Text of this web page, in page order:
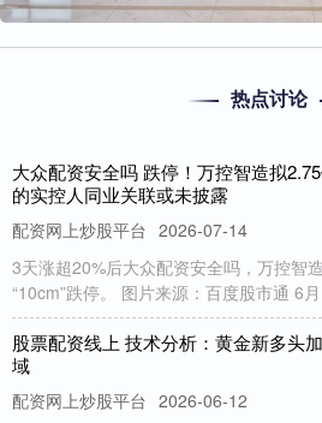
热点讨论
大众配资安全吗 跌停！万控智造拟
的实控人同业关联或未披露
配资网上炒股平台 2026-07-14
3天涨超20%后大众配资安全吗，万控智
“10cm”跌停。 图片来源：百度股市通 6月
股票配资线上 技术分析：黄金新多头
域
配资网上炒股平台 2026-06-12